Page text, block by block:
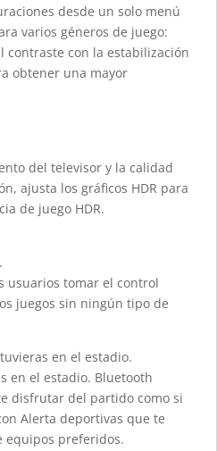
desde un solo menú
varios géneros de juego:
contraste con la estabilización
obtener una mayor
del televisor y la calidad
ajusta los gráficos HDR para
de juego HDR.
usuarios tomar el control
juegos sin ningún tipo de
en el estadio.
en el estadio. Bluetooth
disfrutar del partido como si
Alerta deportivas que te
equipos preferidos.